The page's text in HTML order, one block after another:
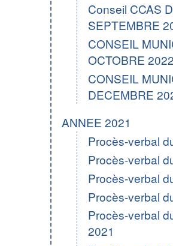
Conseil CCAS
SEPTEMBRE
CONSEIL
OCTOBRE 2022
CONSEIL
DECEMBRE
ANNEE 2021
Procès-verbal
Procès-verbal
Procès-verbal
Procès-verbal
Procès-verbal
2021